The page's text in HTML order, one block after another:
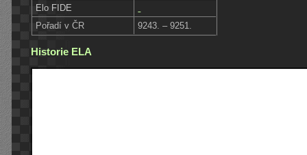
Elo FIDE
Pořadí v ČR
9243. – 9251.
Historie ELA